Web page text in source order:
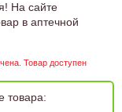
На сайте
в аптечной
Товар доступен
товара: